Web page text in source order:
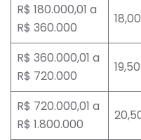
R$ 180.000,01 a
R$ 360.000
R$ 360.000,01 a
R$ 720.000
R$ 720.000,01 a
R$ 1.800.000